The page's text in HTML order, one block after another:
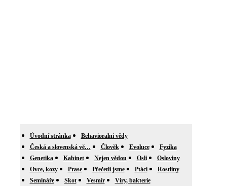
Úvodní stránka
Behavioralni vědy
Česká a slovenská vě…
Člověk Evoluce
Fyzika
Genetika
Kabinet Nejen vědou Osli
Osloviny
Ovce, kozy
Prase Přečetli jsme Ptáci
Rostliny
Semináře
Skot Vesmír
Viry, bakterie